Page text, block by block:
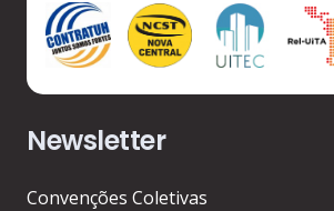
Newsletter
Convenções Coletivas